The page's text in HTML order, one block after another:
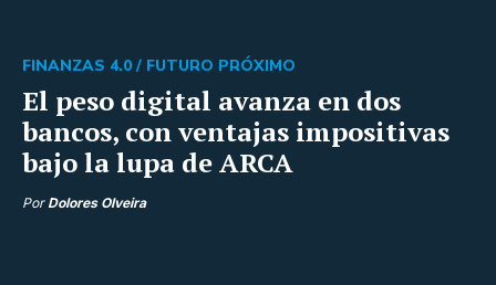
El peso digital avanza en dos
bancos, con ventajas impositivas
bajo la lupa de ARCA
FINANZAS 4.0 / FUTURO PRÓXIMO
Por Dolores Olveira